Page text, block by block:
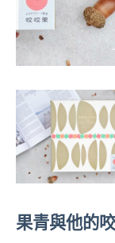
果青與他的